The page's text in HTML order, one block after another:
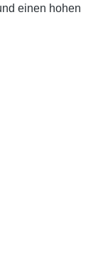
einen hohen